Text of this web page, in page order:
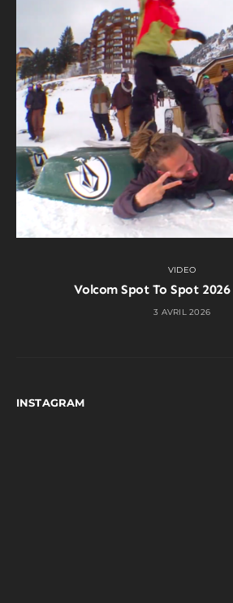
VIDEO
Volcom Spot To Spot
3 AVRIL 2026
INSTAGRAM